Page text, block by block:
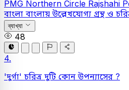
PMG Northern Circle Rajshahi
বাংলা বাংলায় উল্লেখযোগ্য গ্রন্থ ও
ব্যাখ্যা
48
4.
'দুর্গা' চরিত্র দুটি কোন উপন্যাসের ?